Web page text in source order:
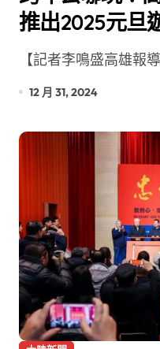
推出2025元旦
【記者李鳴盛高雄
12 月 31, 2024